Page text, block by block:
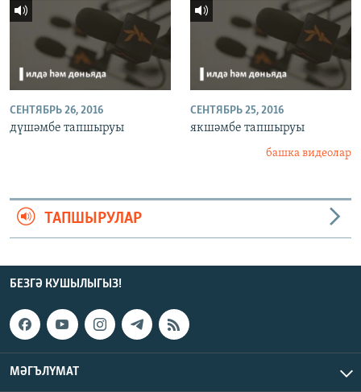
СЕНТЯБРЬ 26, 2016
дүшәмбе тапшыруы
СЕНТЯБРЬ 25, 2016
якшәмбе тапшыруы
башка видеолар
ТАПШЫРУЛАР
БЕЗГӘ КУШЫЛЫГЫЗ!
МӘГЪЛҮМАТ